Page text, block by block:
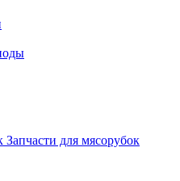
Запчасти для мясорубок